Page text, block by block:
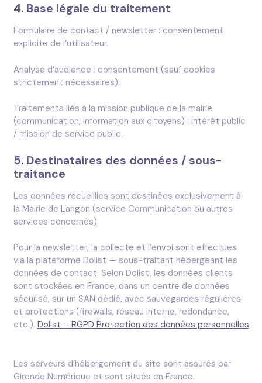
4. Base légale du traitement
Formulaire de contact / newsletter : consentement
explicite de l’utilisateur.
Analyse d’audience : consentement (sauf cookies
strictement nécessaires).
Traitements liés à la mission publique de la mairie
(communication, information aux citoyens) : intérêt public
/ mission de service public.
5. Destinataires des données / sous-
traitance
Les données recueillies sont destinées exclusivement à
la Mairie de Langon (service Communication ou autres
services concernés).
Pour la newsletter, la collecte et l’envoi sont effectués
via la plateforme Dolist — sous-traitant hébergeant les
données de contact. Selon Dolist, les données clients
sont stockées en France, dans un centre de données
sécurisé, sur un SAN dédié, avec sauvegardes régulières
et protections (firewalls, réseau interne, redondance,
etc.). Dolist – RGPD Protection des données personnelles
Les serveurs d’hébergement du site sont assurés par
Gironde Numérique et sont situés en France.